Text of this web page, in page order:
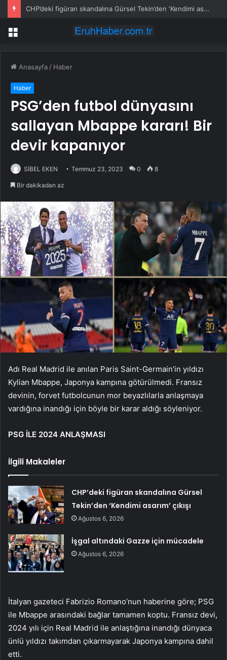
CHP’deki figüran skandalına Gürsel Tekin’den ‘Kendimi asarım’ çıkışı
Menü
Anasayfa / Haber
Haber
PSG’den futbol dünyasını
sallayan Mbappe kararı! Bir
devir kapanıyor
SİBEL EKEN Temmuz 23, 2023 0 8
Bir dakikadan az
Adı Real Madrid ile anılan Paris Saint-Germain’in yıldızı
Kylian Mbappe, Japonya kampına götürülmedi. Fransız
devinin, forvet futbolcunun mor beyazlılarla anlaşmaya
vardığına inandığı için böyle bir karar aldığı söyleniyor.
PSG İLE 2024 ANLAŞMASI
İlgili Makaleler
CHP’deki figüran skandalına Gürsel
Tekin’den ‘Kendimi asarım’ çıkışı
Ağustos 6, 2026
İşgal altındaki Gazze için mücadele
Ağustos 6, 2026
İtalyan gazeteci Fabrizio Romano’nun haberine göre; PSG
ile Mbappe arasındaki bağlar tamamen koptu. Fransız devi,
2024 yılı için Real Madrid ile anlaştığına inandığı dünyaca
ünlü yıldızı takımdan çıkarmayarak Japonya kampına dahil
etti.